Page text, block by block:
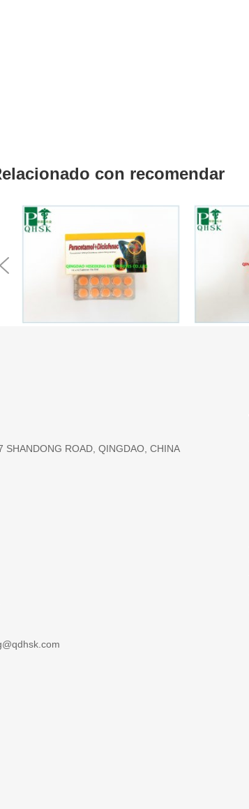
con recomendar
SHANDONG ROAD, QINGDAO, CHINA